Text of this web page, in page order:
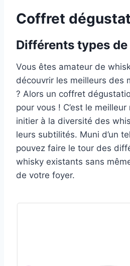
Coffret
Différents types
Vous êtes amateur de
découvrir les meilleurs des
? Alors un coffret
pour vous ! C’est le
initier à la diversité des
leurs subtilités. Muni d’un
pouvez faire le tour des
whisky existants sans
de votre foyer.